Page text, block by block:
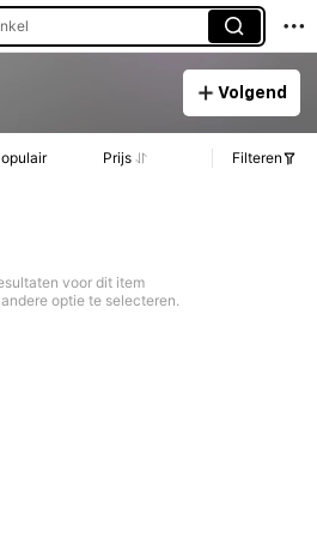
Volgend
Prijs Filteren
voor dit item
optie te selecteren.